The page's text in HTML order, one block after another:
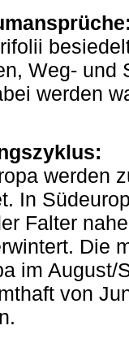
Weg- und
werden
werden
In
Falter
Die
im August/
von